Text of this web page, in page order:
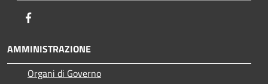
AMMINISTRAZIONE
Organi di Governo